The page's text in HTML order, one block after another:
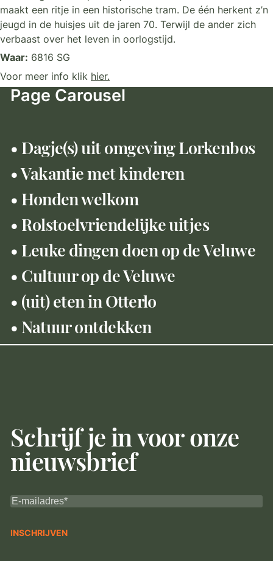
maakt een ritje in een historische tram. De één herkent z’n
jeugd in de huisjes uit de jaren 70. Terwijl de ander zich
verbaast over het leven in oorlogstijd.
Waar: 6816 SG
Voor meer info klik hier.
Page Carousel
• Dagje(s) uit omgeving Lorkenbos
• Vakantie met kinderen
• Honden welkom
• Rolstoelvriendelijke uitjes
• Leuke dingen doen op de Veluwe
• Cultuur op de Veluwe
• (uit) eten in Otterlo
• Natuur ontdekken
Schrijf je in voor onze
nieuwsbrief